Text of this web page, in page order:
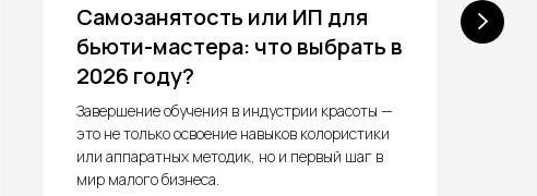
Самозанятость или ИП для
бьюти-мастера: что выбрать в
2026 году?
Завершение обучения в индустрии красоты —
это не только освоение навыков колористики
или аппаратных методик, но и первый шаг в
мир малого бизнеса.